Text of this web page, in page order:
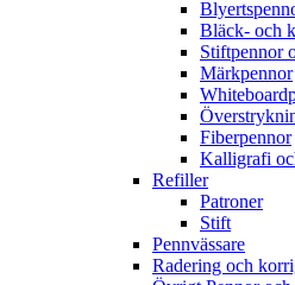
Bläck- och
Stiftpennor
Märkpennor
Fiberpennor
Kalligrafi
Refiller
Patroner
Stift
Pennvässare
Radering och